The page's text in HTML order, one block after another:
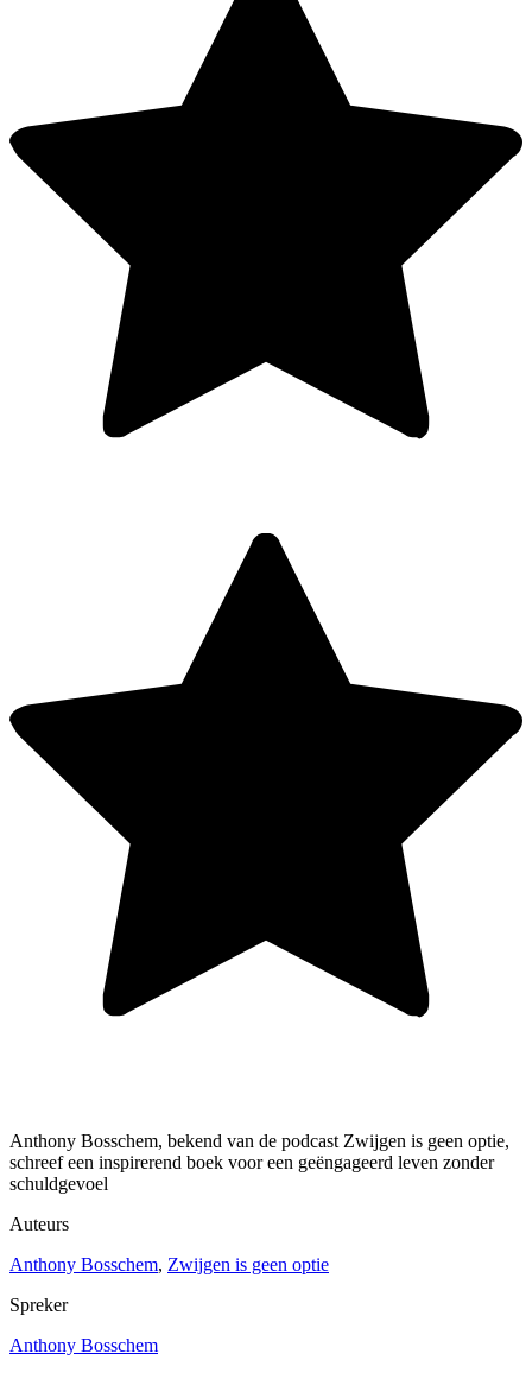
Anthony Bosschem, bekend van de podcast Zwijgen is geen optie,
schreef een inspirerend boek voor een geëngageerd leven zonder
schuldgevoel
Auteurs
Anthony Bosschem, Zwijgen is geen optie
Spreker
Anthony Bosschem